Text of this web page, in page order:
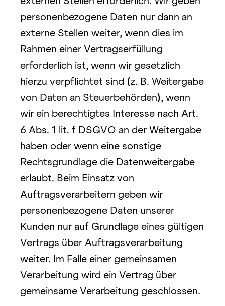
personenbezogene Daten nur dann an
externe Stellen weiter, wenn dies im
Rahmen einer Vertragserfüllung
erforderlich ist, wenn wir gesetzlich
hierzu verpflichtet sind (z. B. Weitergabe
von Daten an Steuerbehörden), wenn
wir ein berechtigtes Interesse nach Art.
6 Abs. 1 lit. f DSGVO an der Weitergabe
haben oder wenn eine sonstige
Rechtsgrundlage die Datenweitergabe
erlaubt. Beim Einsatz von
Auftragsverarbeitern geben wir
personenbezogene Daten unserer
Kunden nur auf Grundlage eines gültigen
Vertrags über Auftragsverarbeitung
weiter. Im Falle einer gemeinsamen
Verarbeitung wird ein Vertrag über
gemeinsame Verarbeitung geschlossen.